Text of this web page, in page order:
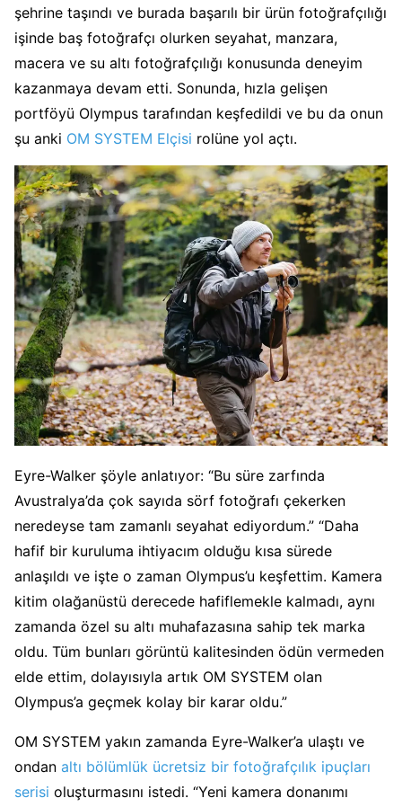
şehrine taşındı ve burada başarılı bir ürün fotoğrafçılığı
işinde baş fotoğrafçı olurken seyahat, manzara,
macera ve su altı fotoğrafçılığı konusunda deneyim
kazanmaya devam etti. Sonunda, hızla gelişen
portföyü Olympus tarafından keşfedildi ve bu da onun
şu anki OM SYSTEM Elçisi rolüne yol açtı.
Eyre-Walker şöyle anlatıyor: “Bu süre zarfında
Avustralya’da çok sayıda sörf fotoğrafı çekerken
neredeyse tam zamanlı seyahat ediyordum.” “Daha
hafif bir kuruluma ihtiyacım olduğu kısa sürede
anlaşıldı ve işte o zaman Olympus’u keşfettim. Kamera
kitim olağanüstü derecede hafiflemekle kalmadı, aynı
zamanda özel su altı muhafazasına sahip tek marka
oldu. Tüm bunları görüntü kalitesinden ödün vermeden
elde ettim, dolayısıyla artık OM SYSTEM olan
Olympus’a geçmek kolay bir karar oldu.”
OM SYSTEM yakın zamanda Eyre-Walker’a ulaştı ve
ondan altı bölümlük ücretsiz bir fotoğrafçılık ipuçları
serisi oluşturmasını istedi. “Yeni kamera donanımı